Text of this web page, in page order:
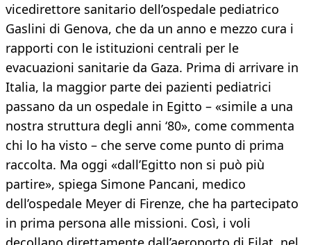
vicedirettore sanitario dell’ospedale pediatrico
Gaslini di Genova, che da un anno e mezzo cura i
rapporti con le istituzioni centrali per le
evacuazioni sanitarie da Gaza. Prima di arrivare in
Italia, la maggior parte dei pazienti pediatrici
passano da un ospedale in Egitto – «simile a una
nostra struttura degli anni ‘80», come commenta
chi lo ha visto – che serve come punto di prima
raccolta. Ma oggi «dall’Egitto non si può più
partire», spiega Simone Pancani, medico
dell’ospedale Meyer di Firenze, che ha partecipato
in prima persona alle missioni. Così, i voli